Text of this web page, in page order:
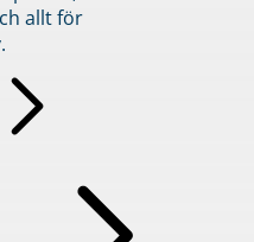
allt för